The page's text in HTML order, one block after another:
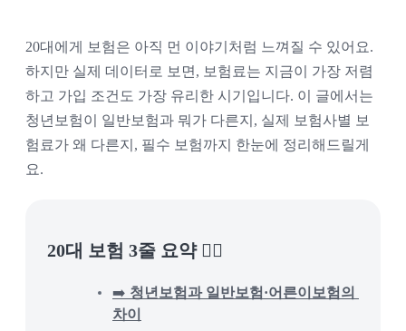
20대에게 보험은 아직 먼 이야기처럼 느껴질 수 있어요.
하지만 실제 데이터로 보면, 보험료는 지금이 가장 저렴
하고 가입 조건도 가장 유리한 시기입니다. 이 글에서는
청년보험이 일반보험과 뭐가 다른지, 실제 보험사별 보
험료가 왜 다른지, 필수 보험까지 한눈에 정리해드릴게
요.
20대 보험 3줄 요약 👉🏻
➡️ 청년보험과 일반보험·어른이보험의
차이